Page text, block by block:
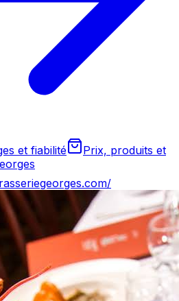
et fiabilité
Prix, produits et